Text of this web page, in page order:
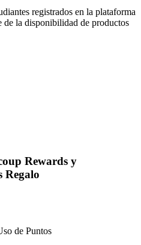
registrados en la plataforma
de la disponibilidad de productos
Rewards y
Regalo
de Puntos